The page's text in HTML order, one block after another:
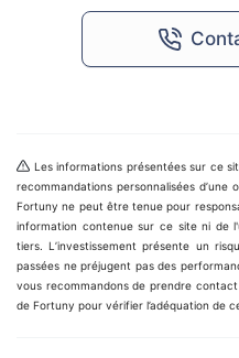
Les informations présentées sur ce
recommandations personnalisées
Fortuny ne peut être tenue pour
information contenue sur ce site ni de
tiers. L’investissement présente un
passées ne préjugent pas des
vous recommandons de prendre
de Fortuny pour vérifier l’adéquation de